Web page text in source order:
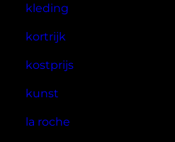
kleding
kortrijk
kostprijs
kunst
la roche